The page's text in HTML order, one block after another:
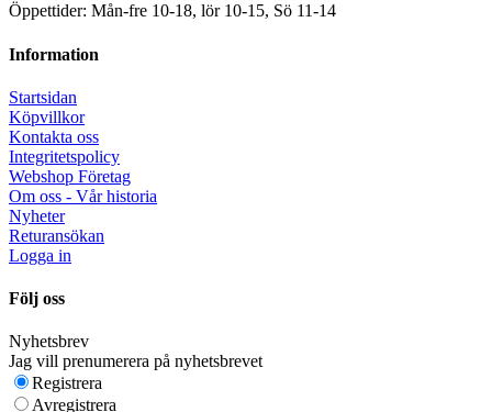
Öppettider: Mån-fre 10-18, lör 10-15, Sö 11-14
Information
Startsidan
Köpvillkor
Kontakta oss
Integritetspolicy
Webshop Företag
Om oss - Vår historia
Nyheter
Returansökan
Logga in
Följ oss
Nyhetsbrev
Jag vill prenumerera på nyhetsbrevet
Registrera
Avregistrera